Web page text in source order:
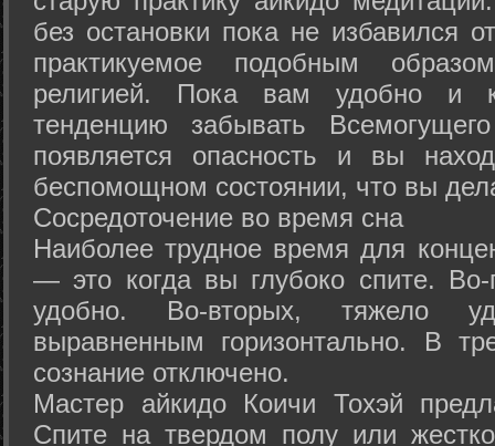
без остановки пока не избавился
практикуемое подобным
религией. Пока вам удобно и
тенденцию забывать
появляется опасность и вы
беспомощном состоянии, что вы
Сосредоточение во время сна
Наиболее трудное время для
— это когда вы глубоко спите.
удобно. Во-вторых, тяжело
выравненным горизонтально. В
сознание отключено.
Мастер айкидо Коичи Тохэй
Спите на твердом полу или